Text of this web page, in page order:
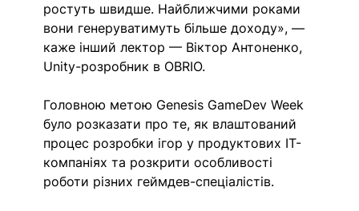
ростуть швидше. Найближчими роками
вони генеруватимуть більше доходу», —
каже інший лектор — Віктор Антоненко,
Unity-розробник в OBRIO.
Головною метою Genesis GameDev Week
було розказати про те, як влаштований
процес розробки ігор у продуктових IT-
компаніях та розкрити особливості
роботи різних геймдев-спеціалістів.